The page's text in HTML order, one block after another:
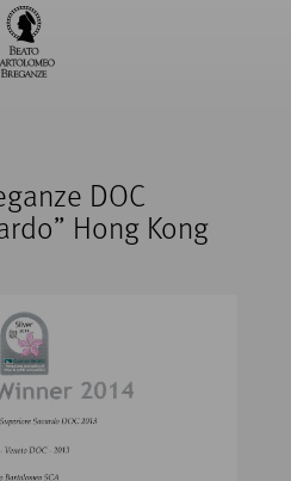
DOC
Hong Kong